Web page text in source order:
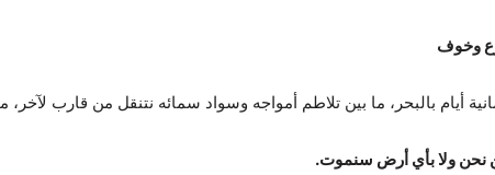
وخوف
أيام بالبحر، ما بين تلاطم أمواجه وسواد سمائه نتنقل من قارب
نحن ولا بأي أرض سنموت.